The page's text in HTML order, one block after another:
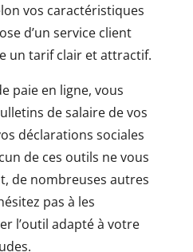
vos caractéristiques
d’un service client
un tarif clair et attractif.
paie en ligne, vous
de salaire de vos
déclarations sociales
de ces outils ne vous
de nombreuses autres
pas à les
l’outil adapté à votre